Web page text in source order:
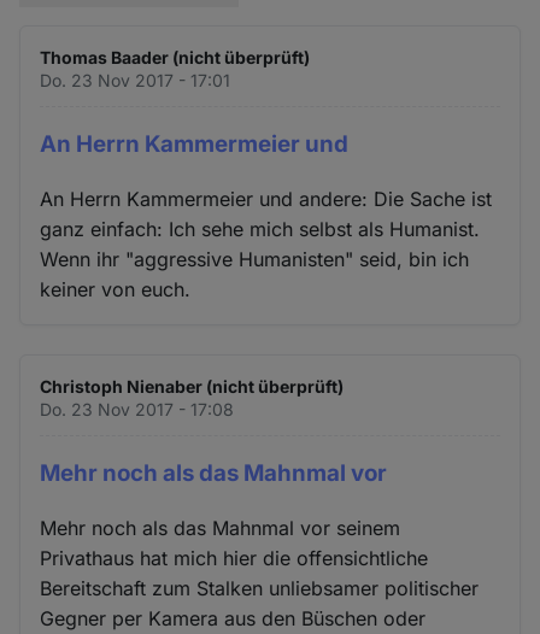
Thomas Baader (nicht überprüft)
Do. 23 Nov 2017 - 17:01
An Herrn Kammermeier und
An Herrn Kammermeier und andere: Die Sache ist
ganz einfach: Ich sehe mich selbst als Humanist.
Wenn ihr "aggressive Humanisten" seid, bin ich
keiner von euch.
Christoph Nienaber (nicht überprüft)
Do. 23 Nov 2017 - 17:08
Mehr noch als das Mahnmal vor
Mehr noch als das Mahnmal vor seinem
Privathaus hat mich hier die offensichtliche
Bereitschaft zum Stalken unliebsamer politischer
Gegner per Kamera aus den Büschen oder